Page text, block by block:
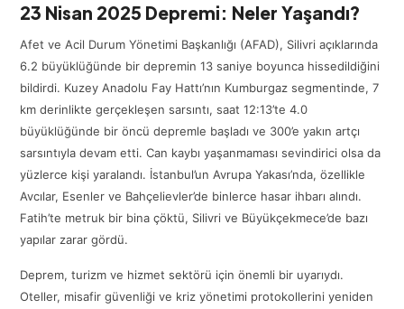
23 Nisan 2025 Depremi: Neler Yaşandı?
Afet ve Acil Durum Yönetimi Başkanlığı (AFAD), Silivri açıklarında
6.2 büyüklüğünde bir depremin 13 saniye boyunca hissedildiğini
bildirdi. Kuzey Anadolu Fay Hattı’nın Kumburgaz segmentinde, 7
km derinlikte gerçekleşen sarsıntı, saat 12:13’te 4.0
büyüklüğünde bir öncü depremle başladı ve 300’e yakın artçı
sarsıntıyla devam etti. Can kaybı yaşanmaması sevindirici olsa da
yüzlerce kişi yaralandı. İstanbul’un Avrupa Yakası’nda, özellikle
Avcılar, Esenler ve Bahçelievler’de binlerce hasar ihbarı alındı.
Fatih’te metruk bir bina çöktü, Silivri ve Büyükçekmece’de bazı
yapılar zarar gördü.
Deprem, turizm ve hizmet sektörü için önemli bir uyarıydı.
Oteller, misafir güvenliği ve kriz yönetimi protokollerini yeniden